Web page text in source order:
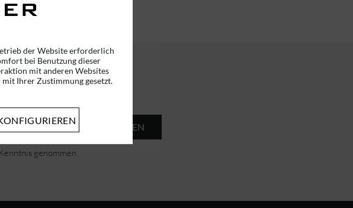
ABSENDEN
genommen.
der Website erforderlich
bei Benutzung dieser
mit anderen Websites
Ihrer Zustimmung gesetzt.